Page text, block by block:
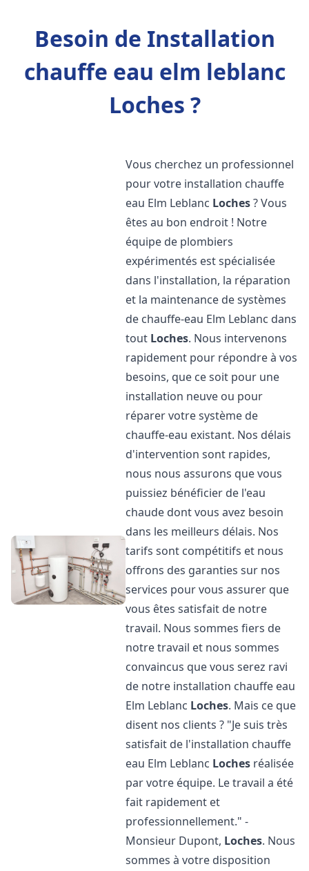
Besoin de Installation
chauffe eau elm leblanc
Loches ?
Vous cherchez un professionnel
pour votre installation chauffe
eau Elm Leblanc Loches? Vous
êtes au bon endroit ! Notre
équipe de plombiers
expérimentés est spécialisée
dans l'installation, la réparation
et la maintenance de systèmes
de chauffe-eau Elm Leblanc dans
tout Loches. Nous intervenons
rapidement pour répondre à vos
besoins, que ce soit pour une
installation neuve ou pour
réparer votre système de
chauffe-eau existant. Nos délais
d'intervention sont rapides,
nous nous assurons que vous
puissiez bénéficier de l'eau
chaude dont vous avez besoin
dans les meilleurs délais. Nos
tarifs sont compétitifs et nous
offrons des garanties sur nos
services pour vous assurer que
vous êtes satisfait de notre
travail. Nous sommes fiers de
notre travail et nous sommes
convaincus que vous serez ravi
de notre installation chauffe eau
Elm Leblanc Loches. Mais ce que
disent nos clients ? "Je suis très
satisfait de l'installation chauffe
eau Elm Leblanc Loches réalisée
par votre équipe. Le travail a été
fait rapidement et
professionnellement." -
Monsieur Dupont, Loches. Nous
sommes à votre disposition